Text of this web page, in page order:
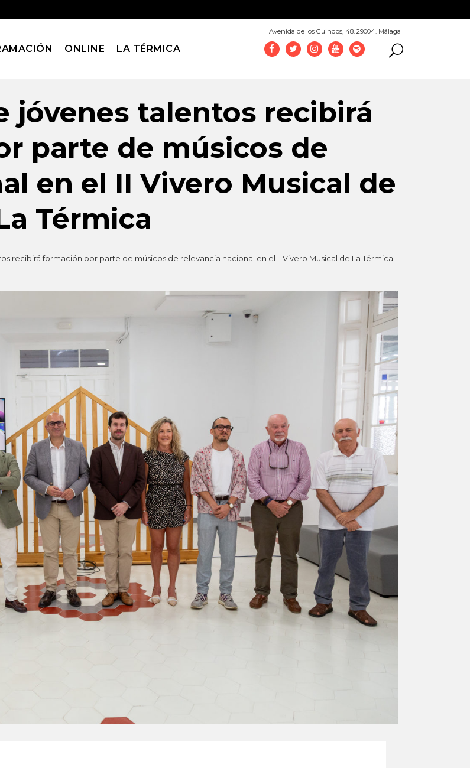
Avenida de los Guindos, 48. 29004. Málaga
ONLINE LA TÉRMICA
jóvenes talentos recibirá
parte de músicos de
en el II Vivero Musical de
Térmica
recibirá formación por parte de músicos de relevancia nacional en el II Vivero Musical de La Térmica